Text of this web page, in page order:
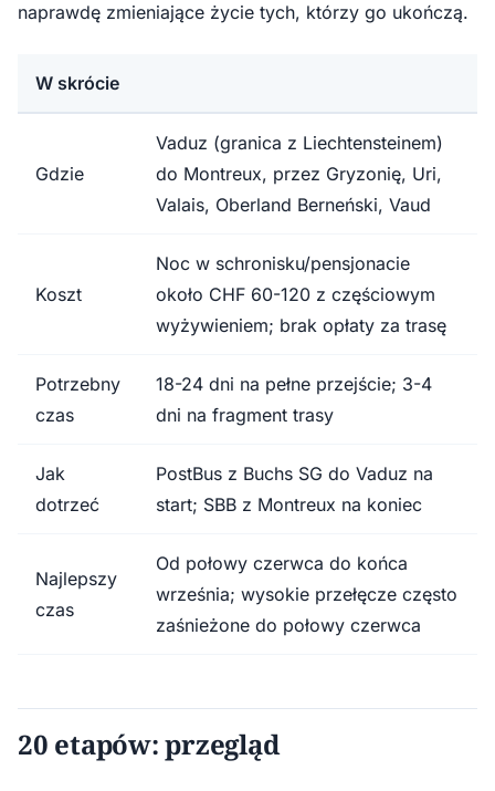
naprawdę zmieniające życie tych, którzy go ukończą.
W skrócie
Gdzie
Vaduz (granica z Liechtensteinem)
do Montreux, przez Gryzonię, Uri,
Valais, Oberland Berneński, Vaud
Koszt
Noc w schronisku/pensjonacie
około CHF 60-120 z częściowym
wyżywieniem; brak opłaty za trasę
Potrzebny
czas
18-24 dni na pełne przejście; 3-4
dni na fragment trasy
Jak
dotrzeć
PostBus z Buchs SG do Vaduz na
start; SBB z Montreux na koniec
Najlepszy
czas
Od połowy czerwca do końca
września; wysokie przełęcze często
zaśnieżone do połowy czerwca
20 etapów: przegląd